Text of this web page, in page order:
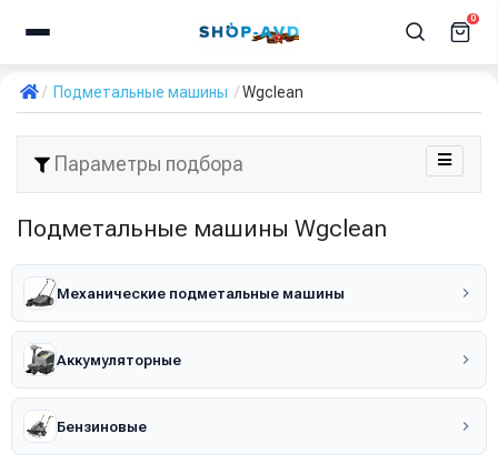
0
Подметальные машины Wgclean
Параметры подбора
Подметальные машины Wgclean
Механические подметальные машины
Аккумуляторные
Бензиновые